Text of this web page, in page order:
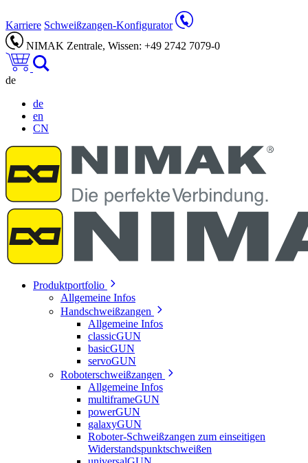
Karriere Schweißzangen-Konfigurator
NIMAK Zentrale, Wissen: +49 2742 7079-0
de
de
en
CN
Produktportfolio
Allgemeine Infos
Handschweißzangen
Allgemeine Infos
classicGUN
basicGUN
servoGUN
Roboterschweißzangen
Allgemeine Infos
multiframeGUN
powerGUN
galaxyGUN
Roboter-Schweißzangen zum einseitigen
Widerstandspunktschweißen